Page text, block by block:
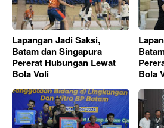
Lapangan Jadi Saksi,
Batam dan Singapura
Pererat Hubungan Lewat
Bola Voli
Bola